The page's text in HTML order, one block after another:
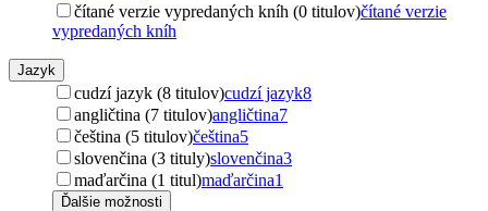
čítané verzie vypredaných kníh (0 titulov)čítané verzie
vypredaných kníh
Jazyk
cudzí jazyk (8 titulov)cudzí jazyk8
angličtina (7 titulov)angličtina7
čeština (5 titulov)čeština5
slovenčina (3 tituly)slovenčina3
maďarčina (1 titul)maďarčina1
Ďalšie možnosti